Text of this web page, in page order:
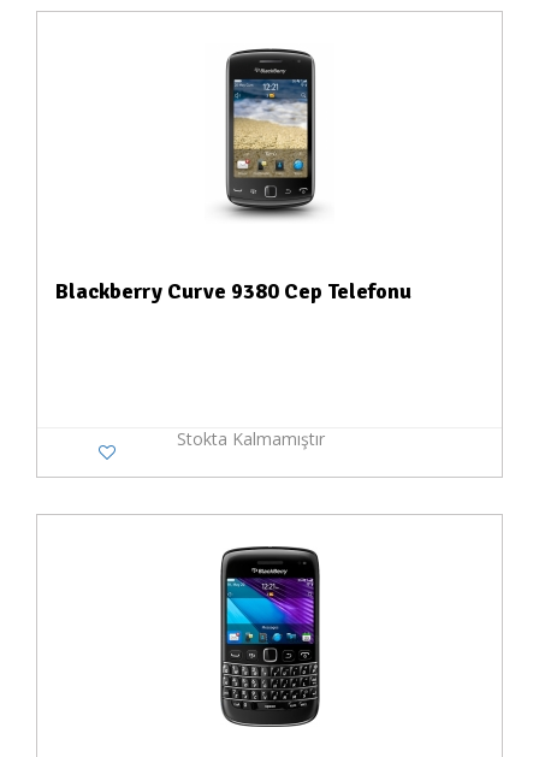
Blackberry Curve 9380 Cep Telefonu
Stokta Kalmamıştır